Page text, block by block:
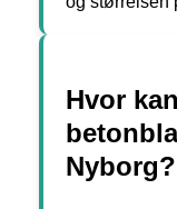
Hvor
Nyborg?